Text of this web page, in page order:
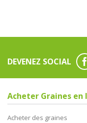
DEVENEZ SOCIAL
Acheter Graines en
Acheter des graines